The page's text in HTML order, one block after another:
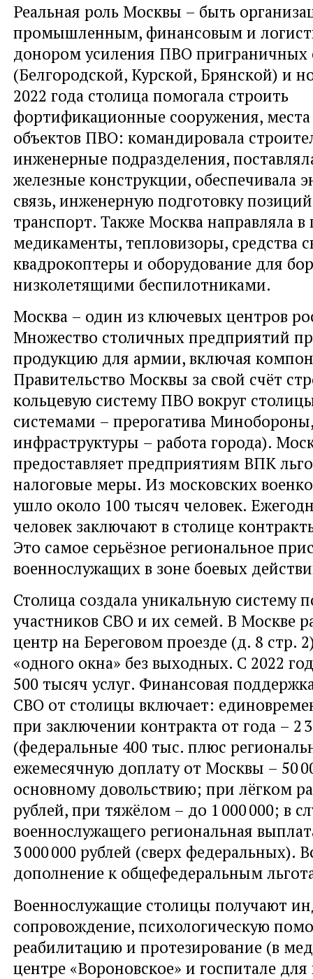
Реальная роль Москвы – быть
промышленным, финансовым и
донором усиления ПВО приграничных
(Белгородской, Курской, Брянской) и
2022 года столица помогала строить
фортификационные сооружения,
объектов ПВО: командировала
инженерные подразделения,
железные конструкции, обеспечивала
связь, инженерную подготовку
транспорт. Также Москва направляла в
медикаменты, тепловизоры, средства
квадрокоптеры и оборудование для
низколетящими беспилотниками.
Москва – один из ключевых центров
Множество столичных предприятий
продукцию для армии, включая
Правительство Москвы за свой счёт
кольцевую систему ПВО вокруг
системами – прерогатива
инфраструктуры – работа города).
предоставляет предприятиям ВПК
налоговые меры. Из московских
ушло около 100 тысяч человек.
человек заключают в столице
Это самое серьёзное региональное
военнослужащих в зоне боевых
Столица создала уникальную систему
участников СВО и их семей. В Москве
центр на Береговом проезде (д. 8 стр.
«одного окна» без выходных. С 2022
500 тысяч услуг. Финансовая
СВО от столицы включает:
при заключении контракта от года – 2
(федеральные 400 тыс. плюс
ежемесячную доплату от Москвы – 50
основному довольствию; при лёгком
рублей, при тяжёлом – до 1 000 000; в
военнослужащего региональная
3 000 000 рублей (сверх федеральных).
дополнение к общефедеральным
Военнослужащие столицы получают
сопровождение, психологическую
реабилитацию и протезирование (в
центре «Вороновское» и госпитале для